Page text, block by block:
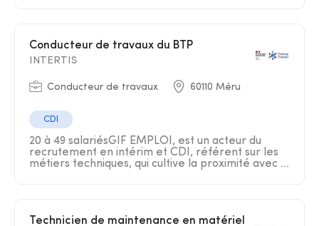
Conducteur de travaux du BTP
INTERTIS
Conducteur de travaux 60110 Méru
CDI
20 à 49 salariésGIF EMPLOI, est un acteur du
recrutement en intérim et CDI, référent sur les
métiers techniques, qui cultive la proximité avec ...